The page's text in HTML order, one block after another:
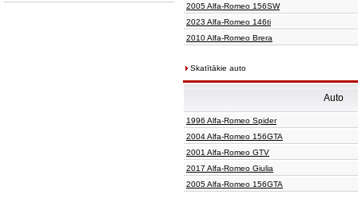
2005 Alfa-Romeo 156SW
2023 Alfa-Romeo 146ti
2010 Alfa-Romeo Brera
Skatītākie auto
Auto
1996 Alfa-Romeo Spider
2004 Alfa-Romeo 156GTA
2001 Alfa-Romeo GTV
2017 Alfa-Romeo Giulia
2005 Alfa-Romeo 156GTA